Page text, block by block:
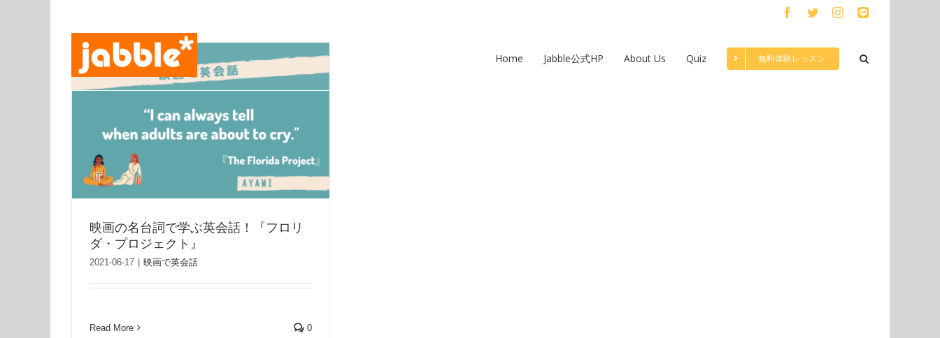
Facebook
TwitterInstagram
LINE
Home Jabble公式HP About Us Quiz 無料体験レッスン
映画の名台詞で学ぶ英会話！『フロリ
ダ・プロジェクト』
2021-06-17 | 映画で英会話
Read More 0